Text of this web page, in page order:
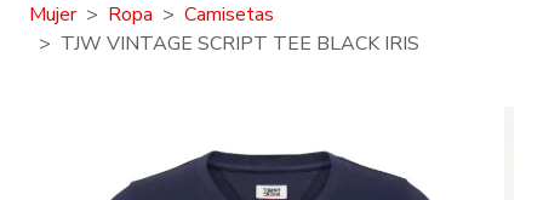
Mujer Ropa
Camisetas
TJW VINTAGE SCRIPT TEE BLACK IRIS